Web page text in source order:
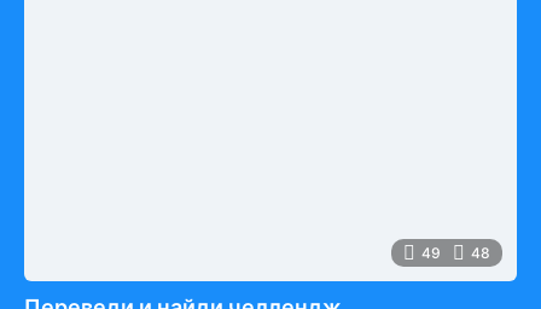
49 48